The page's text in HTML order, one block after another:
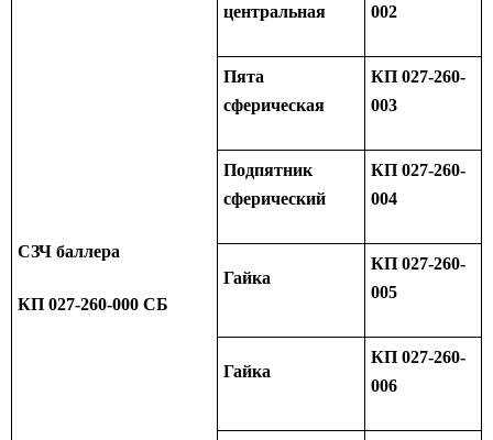
СЗЧ баллера
КП 027-260-000 СБ
центральная
002
Пята
сферическая
КП 027-260-
003
Подпятник
сферический
КП 027-260-
004
Гайка
КП 027-260-
005
Гайка
КП 027-260-
006